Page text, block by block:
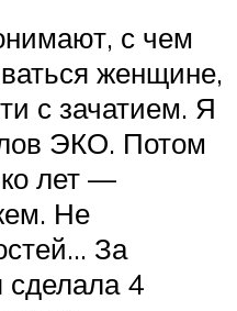
с чем
женщине,
с зачатием. Я
ЭКО. Потом
лет —
Не
За
сделала 4